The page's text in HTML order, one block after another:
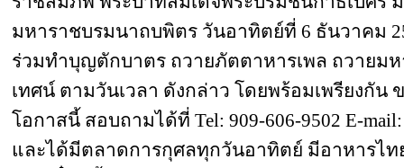
มหาราชบรมนาถบพิตร วันอาทิตย์ที่ 6 ธันวาคม
ร่วมทำบุญตักบาตร ถวายภัตตาหารเพล ถวายม
เทศน์ ตามวันเวลา ดังกล่าว โดยพร้อมเพรียงกั
โอกาสนี้ สอบถามได้ที่ Tel: 909-606-9502 E-mail:
และได้มีตลาดการกุศลทุกวันอาทิตย์ มีอาหารไ